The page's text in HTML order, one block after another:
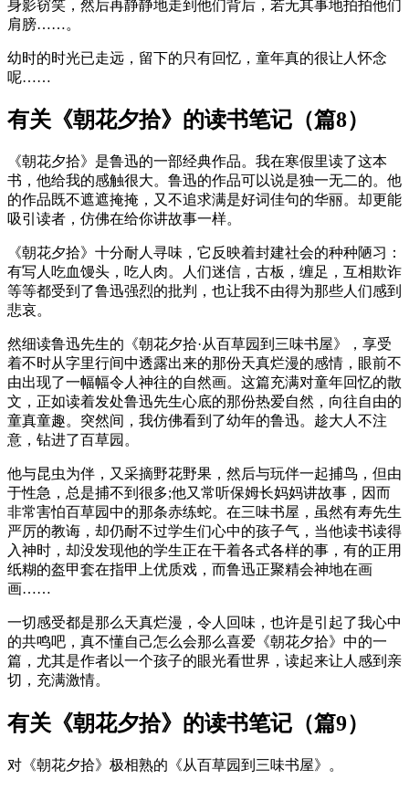
身影窃笑，然后再静静地走到他们背后，若无其事地拍拍他们
肩膀……。
幼时的时光已走远，留下的只有回忆，童年真的很让人怀念
呢……
有关《朝花夕拾》的读书笔记（篇8）
《朝花夕拾》是鲁迅的一部经典作品。我在寒假里读了这本
书，他给我的感触很大。鲁迅的作品可以说是独一无二的。他
的作品既不遮遮掩掩，又不追求满是好词佳句的华丽。却更能
吸引读者，仿佛在给你讲故事一样。
《朝花夕拾》十分耐人寻味，它反映着封建社会的种种陋习：
有写人吃血馒头，吃人肉。人们迷信，古板，缠足，互相欺诈
等等都受到了鲁迅强烈的批判，也让我不由得为那些人们感到
悲哀。
然细读鲁迅先生的《朝花夕拾·从百草园到三味书屋》，享受
着不时从字里行间中透露出来的那份天真烂漫的感情，眼前不
由出现了一幅幅令人神往的自然画。这篇充满对童年回忆的散
文，正如读着发处鲁迅先生心底的那份热爱自然，向往自由的
童真童趣。突然间，我仿佛看到了幼年的鲁迅。趁大人不注
意，钻进了百草园。
他与昆虫为伴，又采摘野花野果，然后与玩伴一起捕鸟，但由
于性急，总是捕不到很多;他又常听保姆长妈妈讲故事，因而
非常害怕百草园中的那条赤练蛇。在三味书屋，虽然有寿先生
严厉的教诲，却仍耐不过学生们心中的孩子气，当他读书读得
入神时，却没发现他的学生正在干着各式各样的事，有的正用
纸糊的盔甲套在指甲上优质戏，而鲁迅正聚精会神地在画
画……
一切感受都是那么天真烂漫，令人回味，也许是引起了我心中
的共鸣吧，真不懂自己怎么会那么喜爱《朝花夕拾》中的一
篇，尤其是作者以一个孩子的眼光看世界，读起来让人感到亲
切，充满激情。
有关《朝花夕拾》的读书笔记（篇9）
对《朝花夕拾》极相熟的《从百草园到三味书屋》。